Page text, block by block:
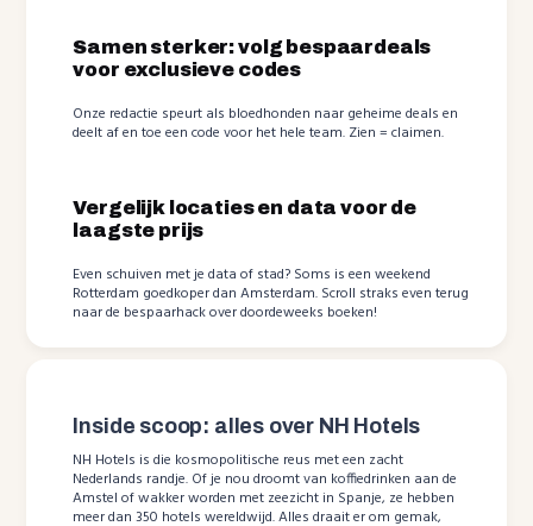
Samen sterker: volg bespaardeals
voor exclusieve codes
Onze redactie speurt als bloedhonden naar geheime deals en
deelt af en toe een code voor het hele team. Zien = claimen.
Vergelijk locaties en data voor de
laagste prijs
Even schuiven met je data of stad? Soms is een weekend
Rotterdam goedkoper dan Amsterdam. Scroll straks even terug
naar de bespaarhack over doordeweeks boeken!
Inside scoop: alles over NH Hotels
NH Hotels is die kosmopolitische reus met een zacht
Nederlands randje. Of je nou droomt van koffiedrinken aan de
Amstel of wakker worden met zeezicht in Spanje, ze hebben
meer dan 350 hotels wereldwijd. Alles draait er om gemak,